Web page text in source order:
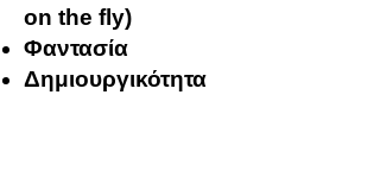
on the fly)
Φαντασία
Δημιουργικότητα